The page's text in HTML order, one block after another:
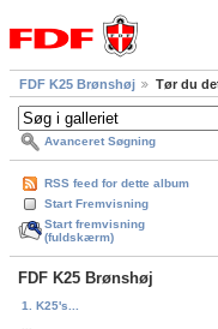
FDF K25 Brønshøj Tør du
Avanceret Søgning
RSS feed for dette album
Start Fremvisning
Start fremvisning
(fuldskærm)
FDF K25 Brønshøj
1. K25's...